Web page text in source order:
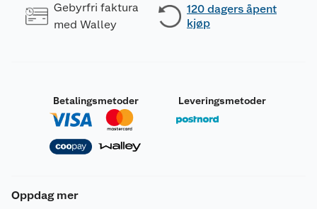
Gebyrfri faktura
med Walley
120 dagers åpent
kjøp
Betalingsmetoder Leveringsmetoder
Oppdag mer